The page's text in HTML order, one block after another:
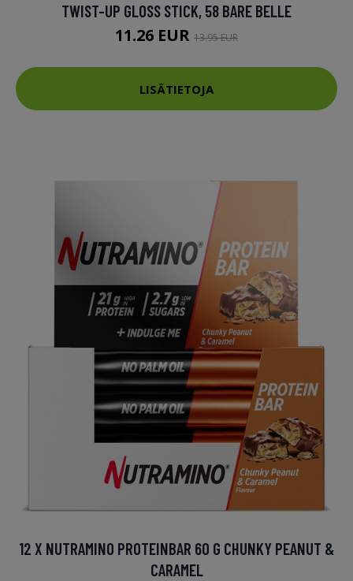
TWIST-UP GLOSS STICK, 58 BARE BELLE
11.26 EUR 13.95 EUR
LISÄTIETOJA
12 X NUTRAMINO PROTEINBAR 60 G CHUNKY PEANUT &
CARAMEL